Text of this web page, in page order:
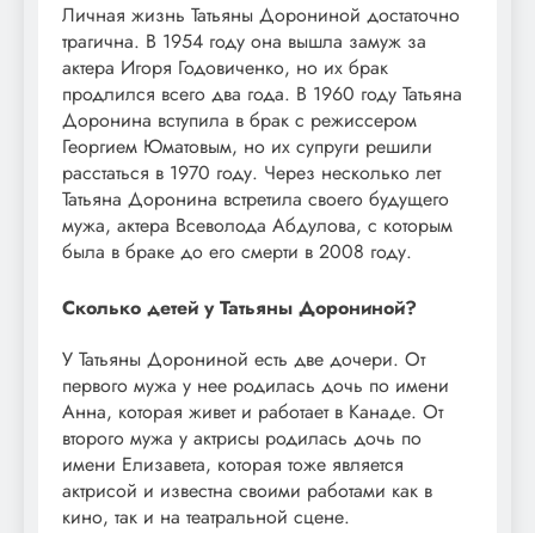
Личная жизнь Татьяны Дорониной достаточно
трагична. В 1954 году она вышла замуж за
актера Игоря Годовиченко, но их брак
продлился всего два года. В 1960 году Татьяна
Доронина вступила в брак с режиссером
Георгием Юматовым, но их супруги решили
расстаться в 1970 году. Через несколько лет
Татьяна Доронина встретила своего будущего
мужа, актера Всеволода Абдулова, с которым
была в браке до его смерти в 2008 году.
Сколько детей у Татьяны Дорониной?
У Татьяны Дорониной есть две дочери. От
первого мужа у нее родилась дочь по имени
Анна, которая живет и работает в Канаде. От
второго мужа у актрисы родилась дочь по
имени Елизавета, которая тоже является
актрисой и известна своими работами как в
кино, так и на театральной сцене.